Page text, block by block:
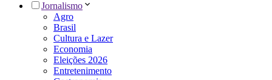
Jornalismo
Agro
Brasil
Cultura e Lazer
Economia
Eleições 2026
Entretenimento